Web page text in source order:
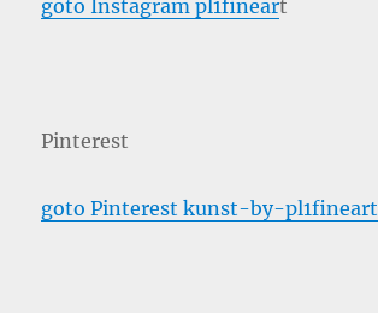
goto Instagram pl1fineart
Pinterest
goto Pinterest kunst-by-pl1fineart